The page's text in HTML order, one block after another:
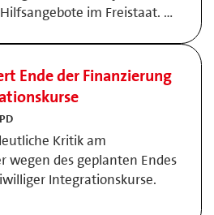
im Freistaat. …
Ende der Finanzierung
Kritik am
wegen des geplanten Endes
Integrationskurse.